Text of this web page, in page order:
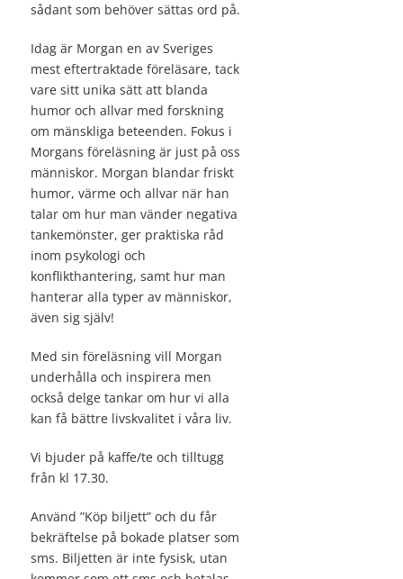
sådant som behöver sättas ord på.
Idag är Morgan en av Sveriges
mest eftertraktade föreläsare, tack
vare sitt unika sätt att blanda
humor och allvar med forskning
om mänskliga beteenden. Fokus i
Morgans föreläsning är just på oss
människor. Morgan blandar friskt
humor, värme och allvar när han
talar om hur man vänder negativa
tankemönster, ger praktiska råd
inom psykologi och
konflikthantering, samt hur man
hanterar alla typer av människor,
även sig själv!
Med sin föreläsning vill Morgan
underhålla och inspirera men
också delge tankar om hur vi alla
kan få bättre livskvalitet i våra liv.
Vi bjuder på kaffe/te och tilltugg
från kl 17.30.
Använd ”Köp biljett” och du får
bekräftelse på bokade platser som
sms. Biljetten är inte fysisk, utan